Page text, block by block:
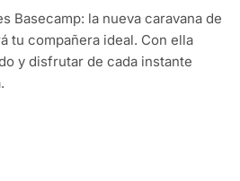
Basecamp: la nueva caravana de
tu compañera ideal. Con ella
y disfrutar de cada instante